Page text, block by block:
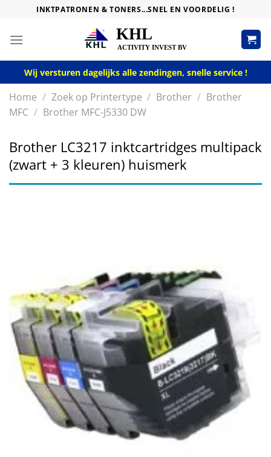
content
INKTPATRONEN & TONERS...SNEL EN VOORDELIG !
Wij versturen dagelijks alle zendingen, snelle service !
Home / Zoek op Printertype / Brother / Brother
MFC / Brother MFC-J5330 DW
Brother LC3217 inktcartridges multipack
(zwart + 3 kleuren) huismerk